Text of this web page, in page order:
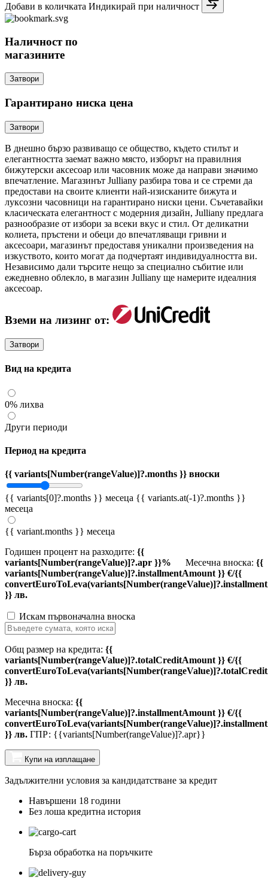
Добави в количката Индикирай при наличност
Наличност по
магазините
Затвори
Гарантирано ниска цена
Затвори
В днешно бързо развиващо се общество, където стилът и
елегантността заемат важно място, изборът на правилния
бижутерски аксесоар или часовник може да направи значимо
впечатление. Магазинът Julliany разбира това и се стреми да
предостави на своите клиенти най-изисканите бижута и
луксозни часовници на гарантирано ниски цени. Съчетавайки
класическата елегантност с модерния дизайн, Julliany предлага
разнообразие от избори за всеки вкус и стил. От деликатни
колиета, пръстени и обеци до впечатляващи гривни и
аксесоари, магазинът предоставя уникални произведения на
изкуството, които могат да подчертаят индивидуалността ви.
Независимо дали търсите нещо за специално събитие или
ежедневно облекло, в магазин Julliany ще намерите идеалния
аксесоар.
Вземи на лизинг от:
Затвори
Вид на кредита
0% лихва
Други периоди
Период на кредита
{{ variants[Number(rangeValue)]?.months }} вноски
{{ variants[0]?.months }} месеца {{ variants.at(-1)?.months }}
месеца
{{ variant.months }} месеца
Годишен процент на разходите: {{
variants[Number(rangeValue)]?.apr }}%
Месечна вноска: {{
variants[Number(rangeValue)]?.installmentAmount }} €/{{
}} лв.
Искам първоначална вноска
Общ размер на кредита: {{
variants[Number(rangeValue)]?.totalCreditAmount }} €/{{
}} лв.
Месечна вноска: {{
variants[Number(rangeValue)]?.installmentAmount }} €/{{
}} лв. ГПР: {{variants[Number(rangeValue)]?.apr}}
Купи на изплащане
Задължителни условия за кандидатстване за кредит
Навършени 18 години
Без лоша кредитна история
Бърза обработка на поръчките